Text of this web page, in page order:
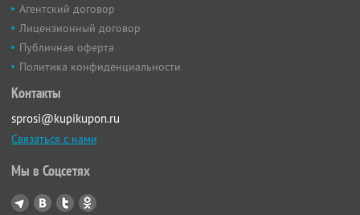
Агентский договор
Лицензионный договор
Публичная оферта
Политика конфиденциальности
Контакты
sprosi@kupikupon.ru
Связаться с нами
Мы в Соцсетях